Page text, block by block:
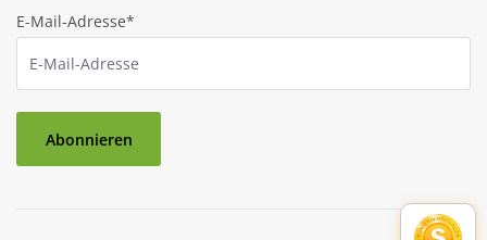
E-Mail-Adresse*
Abonnieren